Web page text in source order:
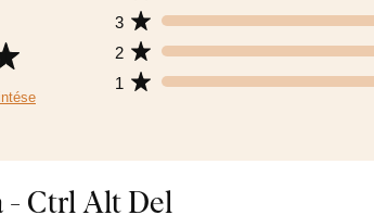
1
2
3
- Ctrl Alt Del